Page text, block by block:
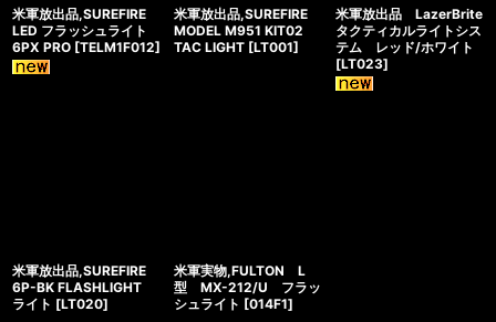
米軍放出品,SUREFIRE
LED フラッシュライト
6PX PRO [TELM1F012]
米軍放出品,SUREFIRE
MODEL M951 KIT02
TAC LIGHT [LT001]
米軍放出品 LazerBrite
タクティカルライトシス
テム レッド/ホワイト
[LT023]
米軍放出品,SUREFIRE
6P-BK FLASHLIGHT
ライト [LT020]
米軍実物,FULTON L
型 MX-212/U フラッ
シュライト [014F1]